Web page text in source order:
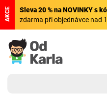
AKCE Sleva 20 % na NOVINKY s
zdarma při objednávce nad